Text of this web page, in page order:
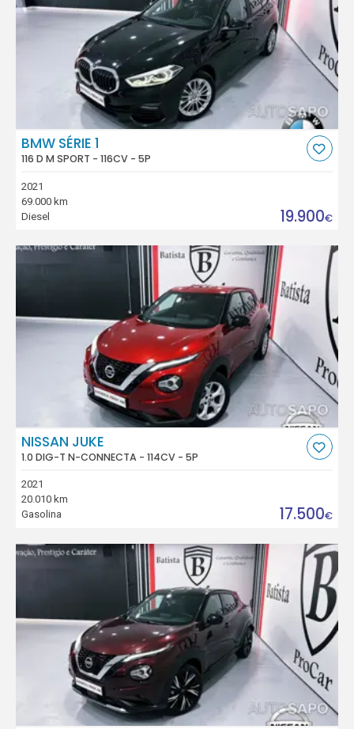
BMW SÉRIE 1
116 D M SPORT - 116CV - 5P
2021
69.000 km
Diesel
19.900€
NISSAN JUKE
1.0 DIG-T N-CONNECTA - 114CV - 5P
2021
20.010 km
Gasolina
17.500€